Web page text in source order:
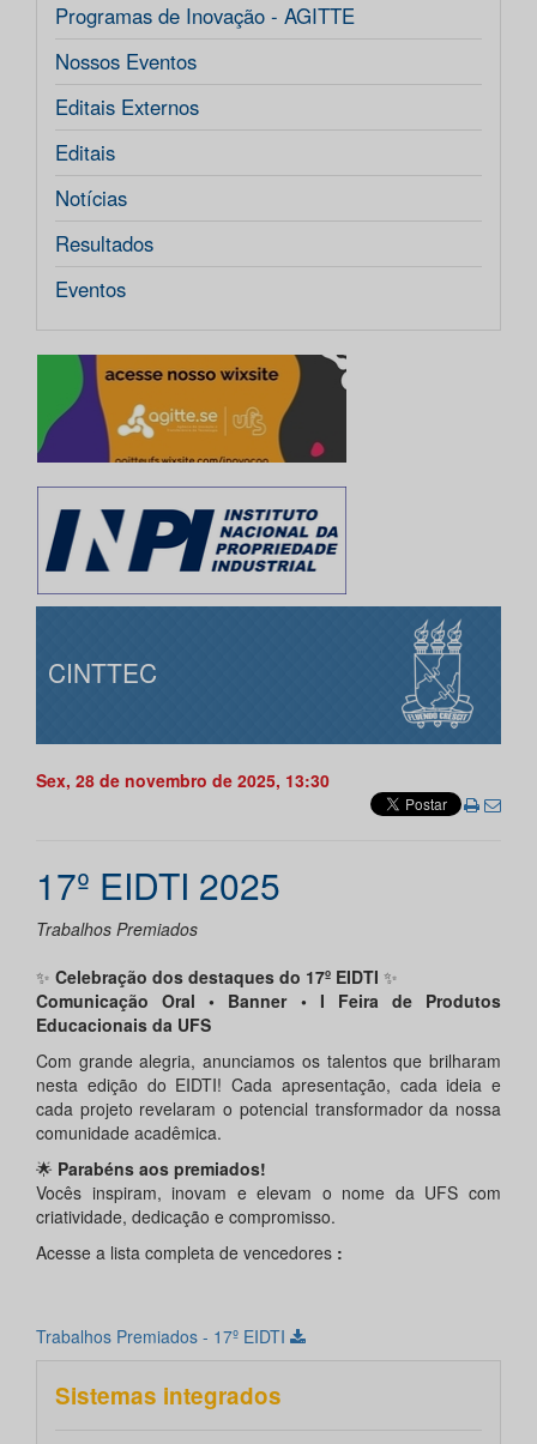
Programas de Inovação - AGITTE
Nossos Eventos
Editais Externos
Editais
Notícias
Resultados
Eventos
CINTTEC
Sex, 28 de novembro de 2025, 13:30
17º EIDTI 2025
Trabalhos Premiados
✨ Celebração dos destaques do 17º EIDTI ✨
Comunicação Oral • Banner • I Feira de Produtos
Educacionais da UFS
Com grande alegria, anunciamos os talentos que brilharam
nesta edição do EIDTI! Cada apresentação, cada ideia e
cada projeto revelaram o potencial transformador da nossa
comunidade acadêmica.
🌟 Parabéns aos premiados!
Vocês inspiram, inovam e elevam o nome da UFS com
criatividade, dedicação e compromisso.
Acesse a lista completa de vencedores :
Trabalhos Premiados - 17º EIDTI
Sistemas integrados